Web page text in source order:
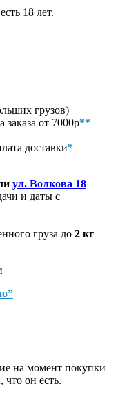
18 лет.
грузов)
заказа от 7000р**
доставки*
ул. Волкова 18
и даты с
груза до 2 кг
на момент покупки
что он есть.